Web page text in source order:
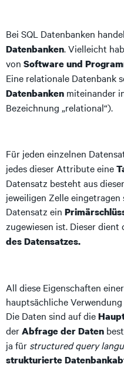
Bei SQL Datenbanken
Datenbanken. Vielleicht
von Software und
Eine relationale Datenbank
Datenbanken miteinander
Bezeichnung „relational“).
Für jeden einzelnen
jedes dieser Attribute eine
Datensatz besteht aus
jeweiligen Zelle
Datensatz ein
zugewiesen ist. Dieser dient
des Datensatzes.
All diese Eigenschaften
hauptsächliche
Die Daten sind auf die
derAbfrage der Daten
ja für structured query
strukturierte